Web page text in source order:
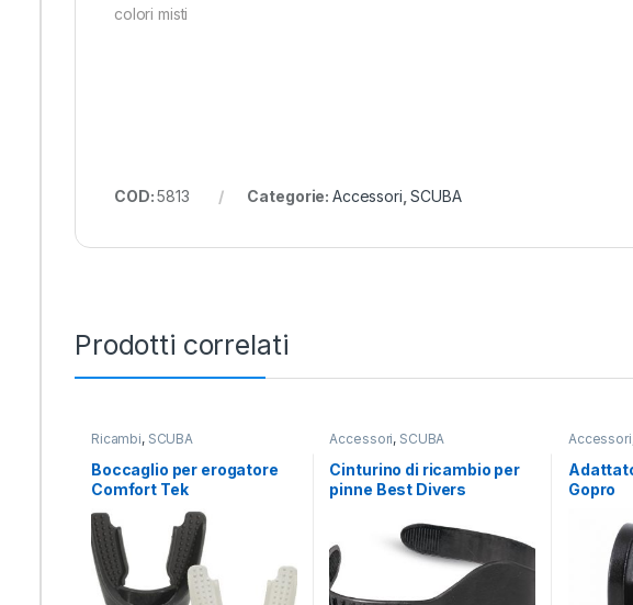
colori misti
COD:5813 Categorie: Accessori,SCUBA
Prodotti correlati
Ricambi, SCUBA
Boccaglio per erogatore
Comfort Tek
Accessori, SCUBA
Cinturino di ricambio per
pinne Best Divers
Accessori
Gopro